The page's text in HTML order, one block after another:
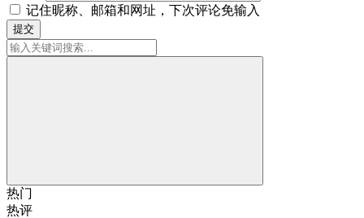
记住昵称、邮箱和网址，下次评论免输入
提交
热门
热评